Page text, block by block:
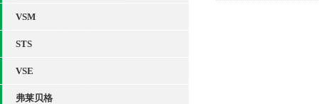
VSM
STS
VSE
弗莱贝格